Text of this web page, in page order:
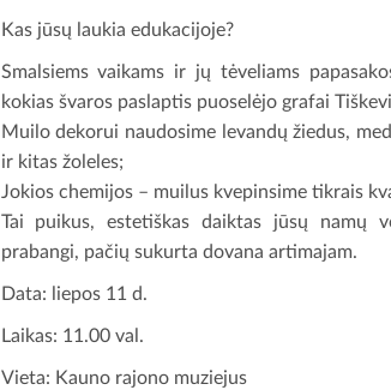
Kas jūsų laukia edukacijoje?
Smalsiems vaikams ir jų tėveliams
kokias švaros paslaptis puoselėjo grafai
Muilo dekorui naudosime levandų žiedus,
ir kitas žoleles;
Jokios chemijos – muilus kvepinsime tikrais
Tai puikus, estetiškas daiktas jūsų namų
prabangi, pačių sukurta dovana artimajam.
Data: liepos 11 d.
Laikas: 11.00 val.
Vieta: Kauno rajono muziejus